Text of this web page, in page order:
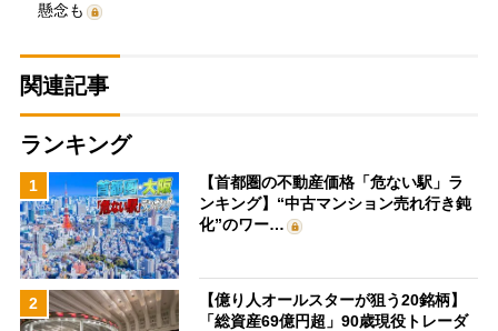
懸念も
関連記事
ランキング
1
【首都圏の不動産価格「危ない駅」ラ
ンキング】“中古マンション売れ行き鈍
化”のワー…
2
【億り人オールスターが狙う20銘柄】
「総資産69億円超」90歳現役トレーダ